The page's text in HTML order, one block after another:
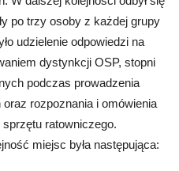
po trzy osoby z każdej grupy
udzielenie odpowiedzi na
dystynkcji OSP, stopni
podczas prowadzenia
rozpoznania i omówienia
ratowniczego.
miejsc była następująca: